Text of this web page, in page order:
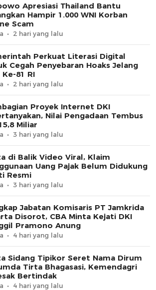
Apresiasi Thailand Bantu
Hampir 1.000 WNI Korban
Scam
2 hari yang lalu
Perkuat Literasi Digital
Cegah Penyebaran Hoaks Jelang
Ke-81 RI
2 hari yang lalu
Proyek Internet DKI
Nilai Pengadaan Tembus
Miliar
3 hari yang lalu
di Balik Video Viral, Klaim
Uang Pajak Belum Didukung
Resmi
3 hari yang lalu
Jabatan Komisaris PT Jamkrida
Disorot, CBA Minta Kejati DKI
Pramono Anung
4 hari yang lalu
Sidang Tipikor Seret Nama Dirum
Tirta Bhagasasi, Kemendagri
Bertindak
4 hari yang lalu